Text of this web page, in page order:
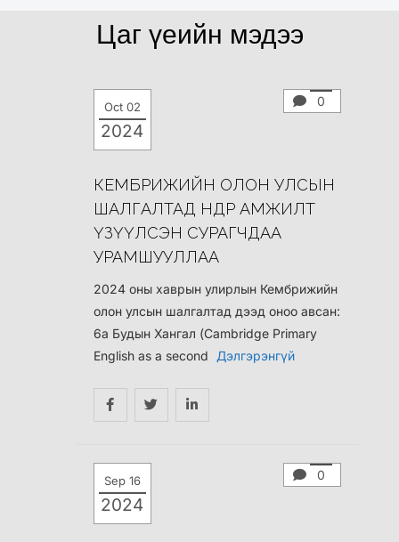
Цаг үеийн мэдээ
Oct 02
2024
0
КЕМБРИЖИЙН ОЛОН УЛСЫН
ШАЛГАЛТАД ӨНДӨР АМЖИЛТ
ҮЗҮҮЛСЭН СУРАГЧДАА
УРАМШУУЛЛАА
2024 оны хаврын улирлын Кембрижийн
олон улсын шалгалтад дээд оноо авсан:
6а Будын Хангал (Cambridge Primary
English as a second
Дэлгэрэнгүй
Sep 16
2024
0